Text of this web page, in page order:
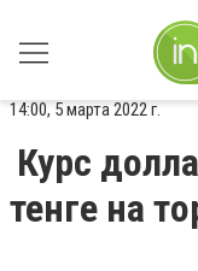
14:00, 5 марта 2022 г.
Курс
тенге на